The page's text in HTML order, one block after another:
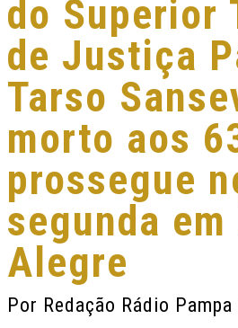
do Superior
de Justiça
Tarso
morto aos
prossegue
segunda
Alegre
Por Redação Rádio Pampa